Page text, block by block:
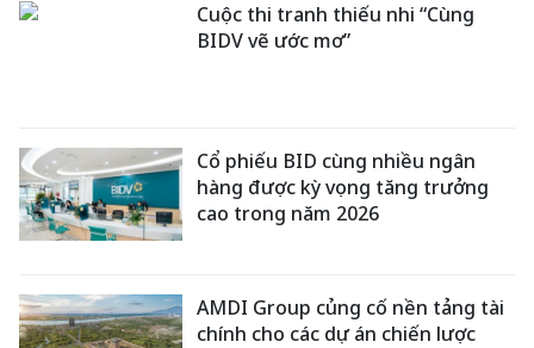
Cuộc thi tranh thiếu nhi “Cùng
BIDV vẽ ước mơ”
Cổ phiếu BID cùng nhiều ngân
hàng được kỳ vọng tăng trưởng
cao trong năm 2026
AMDI Group củng cố nền tảng tài
chính cho các dự án chiến lược